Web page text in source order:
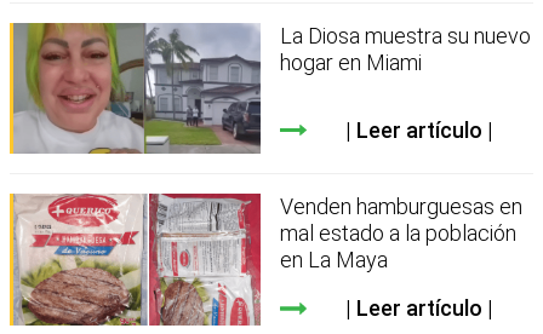
La Diosa muestra su nuevo
hogar en Miami
Leer artículo
Venden hamburguesas en
mal estado a la población
en La Maya
Leer artículo